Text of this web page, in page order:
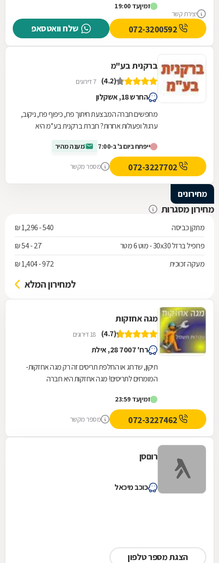
יצירת קשר
זמיןעד 19:00
שלח וואטסאפ
ברקנית בע"מ
(4.2) 7 דירוגים
החרש 18, אשקלון
מחפשים חברה המבצעת חיתוך פח, כיפוף פח, ניקוב,
ערגול ופעולות אחרות? חברת ברקנית בע''מ היא
אלבז...
ייפתח ביום ב' ב-7:00 מענה מהיר
מספר מקשר
מחירונים
מחירון מסגרות
מתקן כביסה
540 - 1,296 ₪
פרופיל ברזל 30x30 - מוט 6 מטר
27 - 54 ₪
מעקה זכוכית
972 - 1,404 ₪
למחירון המלא
מגה אחזקות
(4.7) 18 דירוגים
רח' 7007 28, אילת
תיקון, שדרוג או החלפת תריסים זה רק מגה אחזקות-
המומחים לתריסים! מגה אחזקות היא חברה
תחומי התמחותה...
זמיןעד 23:59
מספר מקשר
רוםסן
כוכב מיכאל
הצגת מספר טלפון